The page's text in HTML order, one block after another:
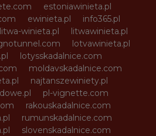
estoniawinieta.pl
ewinieta.pl
info365.pl
litwa-winieta.pl
litwawinieta.pl
lotvawinieta.pl
lotysskadalnice.com
moldavskadalnice.com
najtanszewiniety.pl
pl-vignette.com
rakouskadalnice.com
rumunskadalnice.com
slovenskadalnice.com